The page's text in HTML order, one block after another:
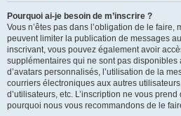
Pourquoi ai-je besoin de m’inscrire ?
Vous n’êtes pas dans l’obligation de le
peuvent limiter la publication de messages
inscrivant, vous pouvez également avoir
supplémentaires qui ne sont pas disponibles
d’avatars personnalisés, l’utilisation de la
courriers électroniques aux autres
d’utilisateurs, etc. L’inscription ne vous prend
pourquoi nous vous recommandons de le